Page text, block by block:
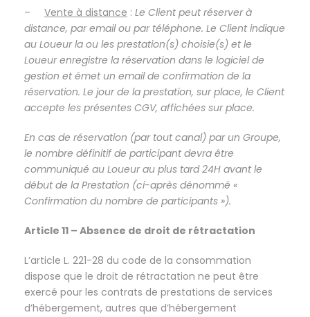
– Vente à distance : Le Client peut réserver à
distance, par email ou par téléphone. Le Client indique
au Loueur la ou les prestation(s) choisie(s) et le
Loueur enregistre la réservation dans le logiciel de
gestion et émet un email de confirmation de la
réservation. Le jour de la prestation, sur place, le Client
accepte les présentes CGV, affichées sur place.
En cas de réservation (par tout canal) par un Groupe,
le nombre définitif de participant devra être
communiqué au Loueur au plus tard 24H avant le
début de la Prestation (ci-après dénommé «
Confirmation du nombre de participants »).
Article 11 – Absence de droit de rétractation
L’article L. 221-28 du code de la consommation
dispose que le droit de rétractation ne peut être
exercé pour les contrats de prestations de services
d’hébergement, autres que d’hébergement